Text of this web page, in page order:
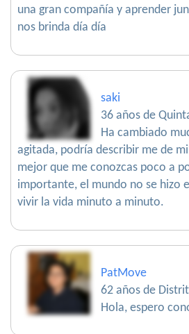
una gran compañía y aprender
nos brinda día día
saki
36 años de
Ha cambiado
agitada, podría describir me de
mejor que me conozcas poco a
importante, el mundo no se hizo
vivir la vida minuto a minuto.
PatMove
62 años de
Hola, espero